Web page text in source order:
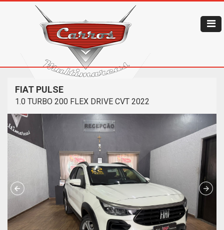
FIAT PULSE
1.0 TURBO 200 FLEX DRIVE CVT 2022